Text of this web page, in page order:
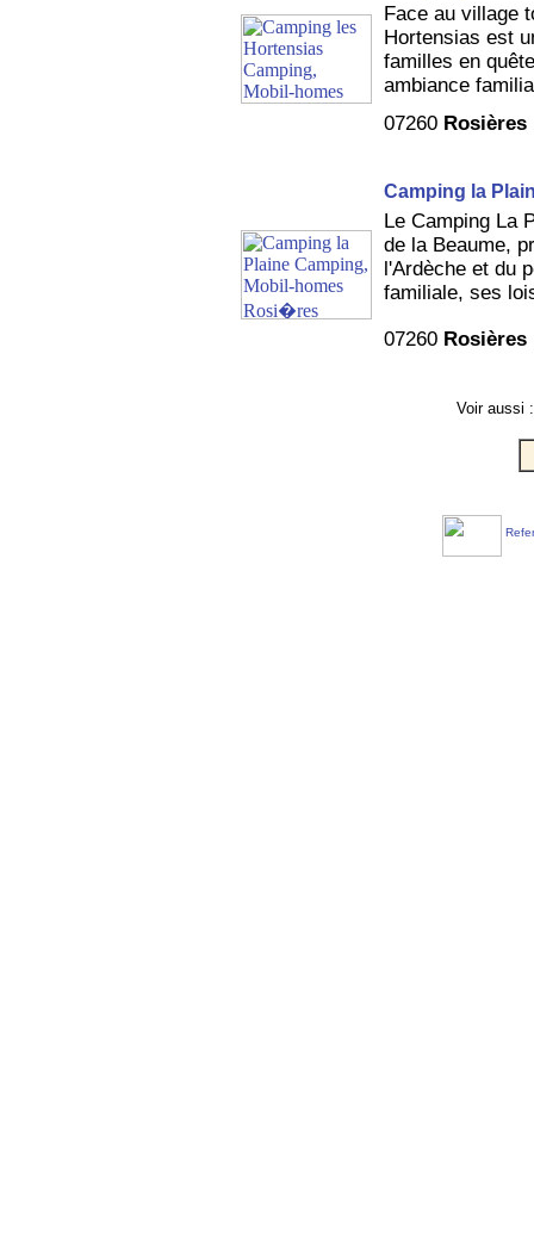
Face au village
Hortensias est
familles en
ambiance
07260 Rosières
Camping la
Le Camping La
de la Beaume,
l'Ardèche et du
familiale, ses
07260 Rosières
Voir aussi